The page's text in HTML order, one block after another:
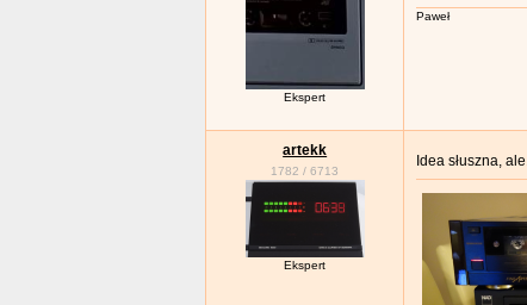
Ekspert
Paweł
artekk
1782 /6713
Ekspert
Idea słuszna,